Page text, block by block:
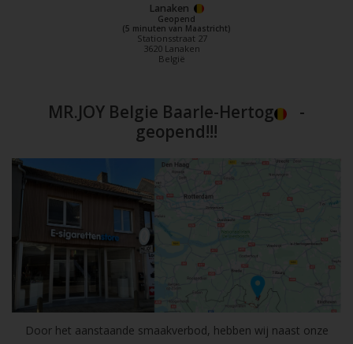
Lanaken
Geopend
(5 minuten van Maastricht)
Stationsstraat 27
3620 Lanaken
België
MR.JOY Belgie Baarle-Hertog
-
geopend!!!
Door het aanstaande smaakverbod, hebben wij naast onze